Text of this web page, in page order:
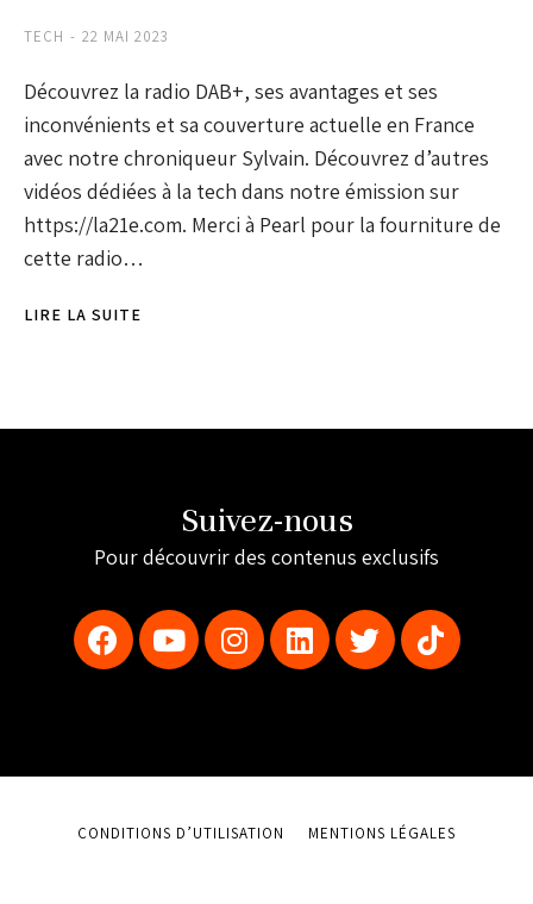
TECH 22 MAI 2023
Découvrez la radio DAB+, ses avantages et ses
inconvénients et sa couverture actuelle en France
avec notre chroniqueur Sylvain. Découvrez d’autres
vidéos dédiées à la tech dans notre émission sur
https://la21e.com. Merci à Pearl pour la fourniture de
cette radio…
LIRE LA SUITE
Suivez-nous
Pour découvrir des contenus exclusifs
CONDITIONS D’UTILISATION MENTIONS LÉGALES